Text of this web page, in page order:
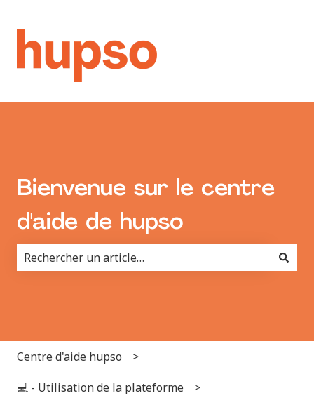
Bienvenue sur le centre
d'aide de hupso
Centre d'aide hupso
💻 - Utilisation de la plateforme